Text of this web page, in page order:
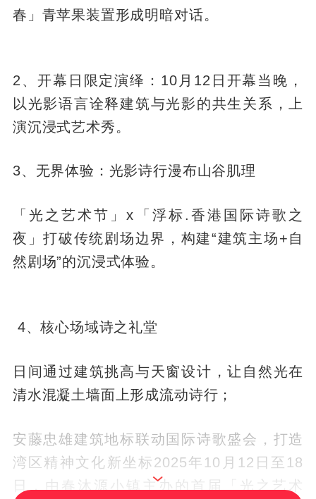
春」青苹果装置形成明暗对话。
2、开幕日限定演绎：10月12日开幕当晚，
以光影语言诠释建筑与光影的共生关系，上
演沉浸式艺术秀。
3、无界体验：光影诗行漫布山谷肌理
「光之艺术节」x「浮标.香港国际诗歌之
夜」打破传统剧场边界，构建“建筑主场+自
然剧场”的沉浸式体验。
4、核心场域诗之礼堂
日间通过建筑挑高与天窗设计，让自然光在
清水混凝土墙面上形成流动诗行；
安藤忠雄建筑地标联动国际诗歌盛会，打造
湾区精神文化新坐标2025年10月12日至18
日，由春沐源小镇主办的首届「光之艺术